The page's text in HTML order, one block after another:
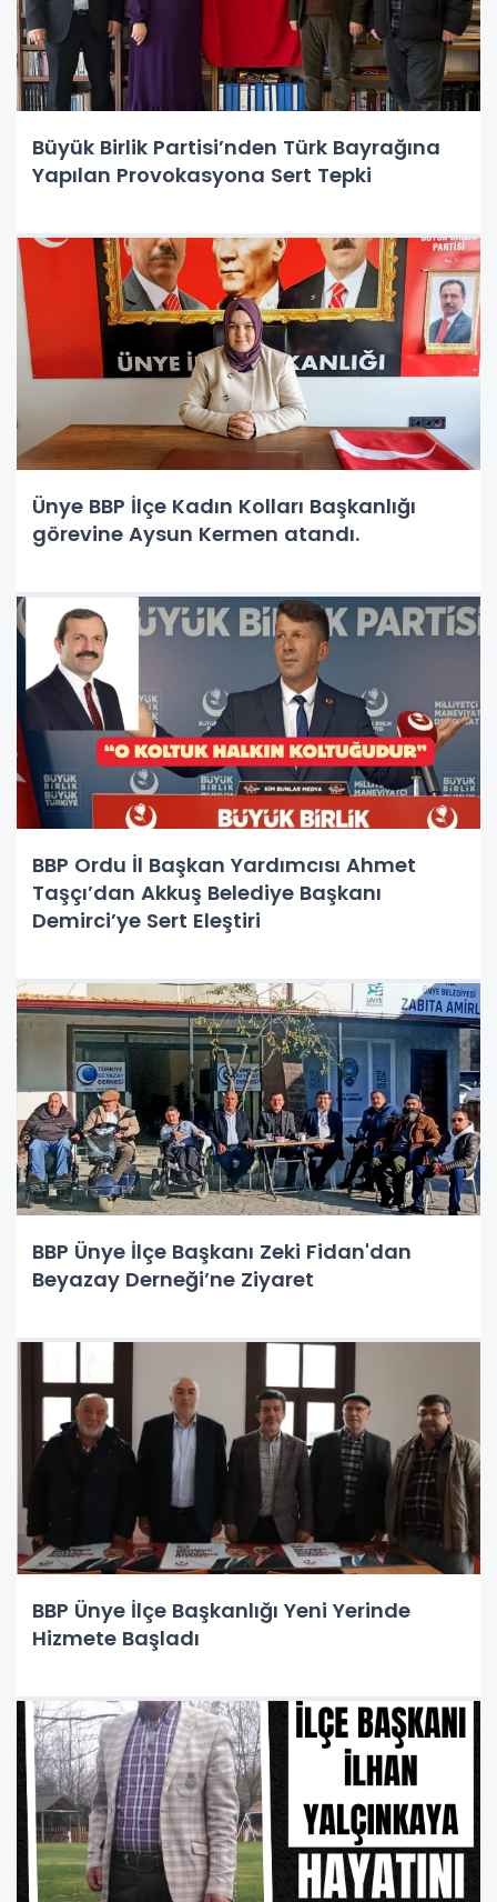
Büyük Birlik Partisi’nden Türk Bayrağına
Yapılan Provokasyona Sert Tepki
Ünye BBP İlçe Kadın Kolları Başkanlığı
görevine Aysun Kermen atandı.
BBP Ordu İl Başkan Yardımcısı Ahmet
Taşçı’dan Akkuş Belediye Başkanı
Demirci’ye Sert Eleştiri
BBP Ünye İlçe Başkanı Zeki Fidan'dan
Beyazay Derneği’ne Ziyaret
BBP Ünye İlçe Başkanlığı Yeni Yerinde
Hizmete Başladı